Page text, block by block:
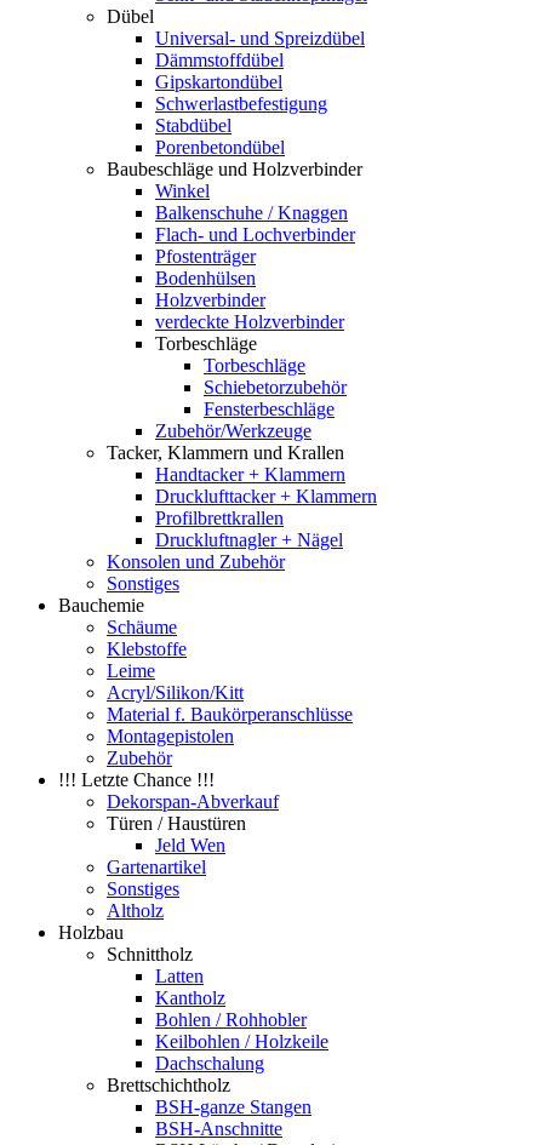
Dübel
Universal- und Spreizdübel
Dämmstoffdübel
Gipskartondübel
Schwerlastbefestigung
Stabdübel
Porenbetondübel
Baubeschläge und Holzverbinder
Winkel
Balkenschuhe / Knaggen
Flach- und Lochverbinder
Pfostenträger
Bodenhülsen
Holzverbinder
verdeckte Holzverbinder
Torbeschläge
Torbeschläge
Schiebetorzubehör
Fensterbeschläge
Zubehör/Werkzeuge
Tacker, Klammern und Krallen
Handtacker + Klammern
Drucklufttacker + Klammern
Profilbrettkrallen
Druckluftnagler + Nägel
Konsolen und Zubehör
Sonstiges
Bauchemie
Schäume
Klebstoffe
Leime
Acryl/Silikon/Kitt
Material f. Baukörperanschlüsse
Montagepistolen
Zubehör
!!! Letzte Chance !!!
Dekorspan-Abverkauf
Türen / Haustüren
Jeld Wen
Gartenartikel
Sonstiges
Altholz
Holzbau
Schnittholz
Latten
Kantholz
Bohlen / Rohhobler
Keilbohlen / Holzkeile
Dachschalung
Brettschichtholz
BSH-ganze Stangen
BSH-Anschnitte